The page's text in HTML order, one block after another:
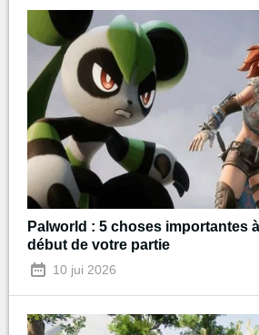
Palworld : 5 choses importantes
début de votre partie
10 jui 2026